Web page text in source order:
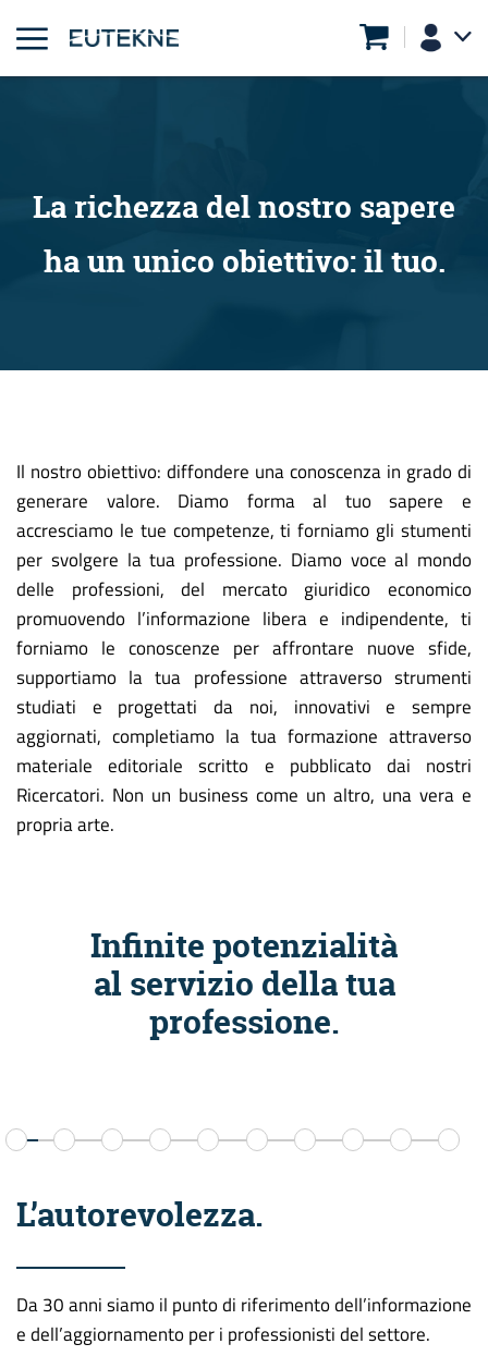
La richezza del nostro sapere
ha un unico obiettivo: il tuo.
Il nostro obiettivo: diffondere una conoscenza in grado di
generare valore. Diamo forma al tuo sapere e
accresciamo le tue competenze, ti forniamo gli stumenti
per svolgere la tua professione. Diamo voce al mondo
delle professioni, del mercato giuridico economico
promuovendo l’informazione libera e indipendente, ti
forniamo le conoscenze per affrontare nuove sfide,
supportiamo la tua professione attraverso strumenti
studiati e progettati da noi, innovativi e sempre
aggiornati, completiamo la tua formazione attraverso
materiale editoriale scritto e pubblicato dai nostri
Ricercatori. Non un business come un altro, una vera e
propria arte.
Infinite potenzialità
al servizio della tua
professione.
L’autorevolezza.
Da 30 anni siamo il punto di riferimento dell’informazione
e dell’aggiornamento per i professionisti del settore.